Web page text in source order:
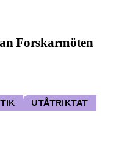
Forskarmöten
UTÅTRIKTAT